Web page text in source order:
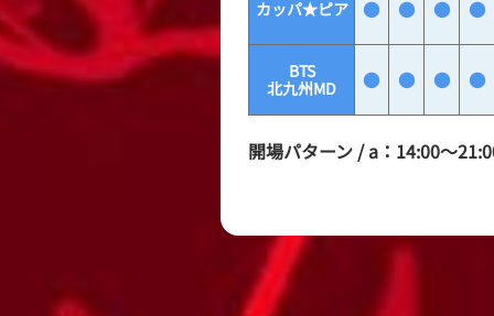
カッパ★ピア ● ● ● ●
BTS
北九州MD
● ● ● ●
開場パターン / a：14:00〜